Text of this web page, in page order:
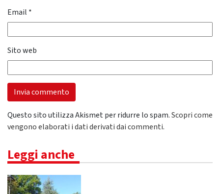
Email *
Sito web
Questo sito utilizza Akismet per ridurre lo spam.Scopri come
vengono elaborati i dati derivati dai commenti.
Leggi anche